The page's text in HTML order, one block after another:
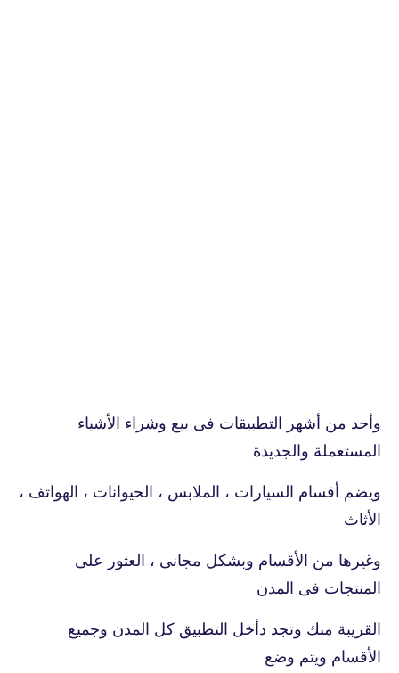
وأحد من أشهر التطبيقات فى بيع وشراء الأشياء
المستعملة والجديدة
ويضم أقسام السيارات ، الملابس ، الحيوانات ، الهواتف ،
الأثاث
وغيرها من الأقسام وبشكل مجانى ، العثور على
المنتجات فى المدن
القريبة منك وتجد دأخل التطبيق كل المدن وجميع
الأقسام ويتم وضع